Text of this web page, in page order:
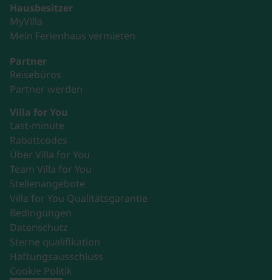
Hausbesitzer
MyVilla
Mein Ferienhaus vermieten
Partner
Reisebüros
Partner werden
Villa for You
Last-minute
Rabattcodes
Über Villa for You
Team Villa for You
Stellenangebote
Villa for You Qualitätsgarantie
Bedingungen
Datenschutz
Sterne qualifikation
Haftungsausschluss
Cookie Politik